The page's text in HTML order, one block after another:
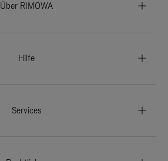
Über RIMOWA
Hilfe
Services